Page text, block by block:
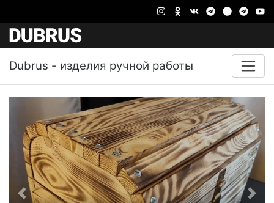
Dubrus - изделия ручной работы